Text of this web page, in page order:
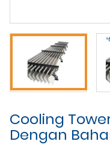
Cooling
Dengan